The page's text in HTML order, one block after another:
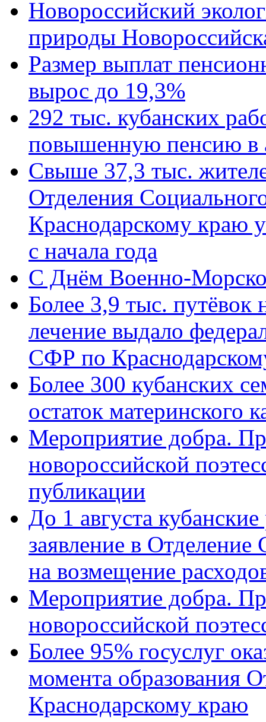
Новороссийский
природы
Размер выплат
вырос до 19,3%
292 тыс. кубанских
повышенную пенсию в
Свыше 37,3 тыс.
Отделения
Краснодарскому краю
с начала года
C Днём Военно-
Более 3,9 тыс. путёвок
лечение выдало
СФР по
Более 300 кубанских
остаток материнского
Мероприятие добра.
новороссийской
публикации
До 1 августа
заявление в
на возмещение
Мероприятие добра.
новороссийской
Более 95% госуслуг
момента образования
Краснодарскому краю